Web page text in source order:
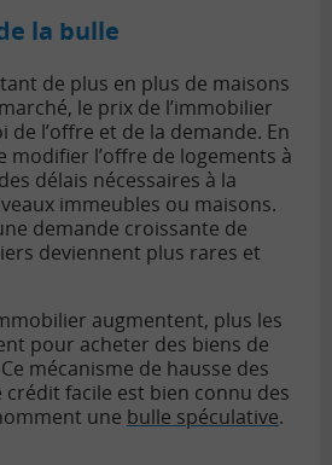
la bulle
de plus en plus de maisons
le prix de l’immobilier
de l’offre et de la demande. En
modifier l’offre de logements à
délais nécessaires à la
immeubles ou maisons.
demande croissante de
deviennent plus rares et
augmentent, plus les
pour acheter des biens de
mécanisme de hausse des
facile est bien connu des
une bulle spéculative.